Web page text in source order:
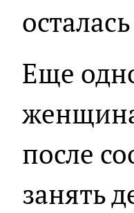
Еще
после
занять